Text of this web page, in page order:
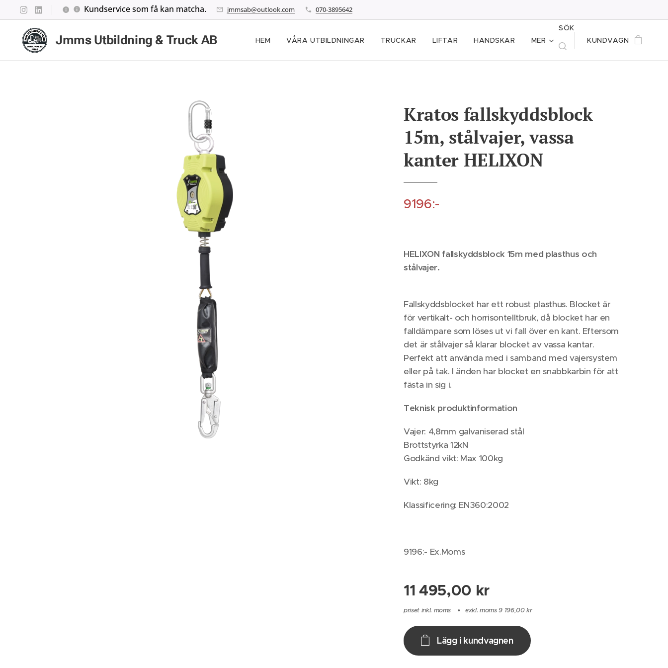
Kundservice som få kan matcha. jmmsab@outlook.com 070-3895642
Jmms Utbildning & Truck AB HEM VÅRA UTBILDNINGAR TRUCKAR LIFTAR HANDSKAR MER
SÖK
KUNDVAGN
Kratos fallskyddsblock
15m, stålvajer, vassa
kanter HELIXON
9196:-
HELIXON fallskyddsblock 15m med plasthus och
stålvajer.
Fallskyddsblocket har ett robust plasthus. Blocket är
för vertikalt- och horrisontelltbruk, då blocket har en
falldämpare som löses ut vi fall över en kant. Eftersom
det är stålvajer så klarar blocket av vassa kantar.
Perfekt att använda med i samband med vajersystem
eller på tak. I änden har blocket en snabbkarbin för att
fästa in sig i.
Teknisk produktinformation
Vajer: 4,8mm galvaniserad stål
Brottstyrka 12kN
Godkänd vikt: Max 100kg
Vikt: 8kg
Klassificering: EN360:2002
9196:- Ex.Moms
11 495,00 kr
priset inkl. moms exkl. moms 9 196,00 kr
Lägg i kundvagnen